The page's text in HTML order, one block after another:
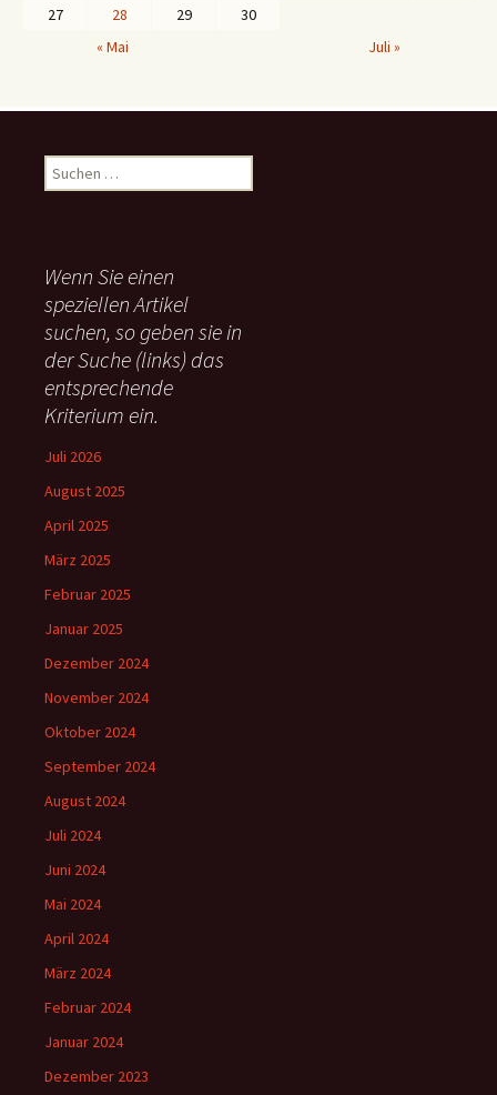
27
28 29
30
« Mai
Juli »
u
n
n
a
c
:
Wenn Sie einen
speziellen Artikel
suchen, so geben sie in
der Suche (links) das
entsprechende
Kriterium ein.
Juli 2026
August 2025
April 2025
März 2025
Februar 2025
Januar 2025
Dezember 2024
November 2024
Oktober 2024
September 2024
August 2024
Juli 2024
Juni 2024
Mai 2024
April 2024
März 2024
Februar 2024
Januar 2024
Dezember 2023